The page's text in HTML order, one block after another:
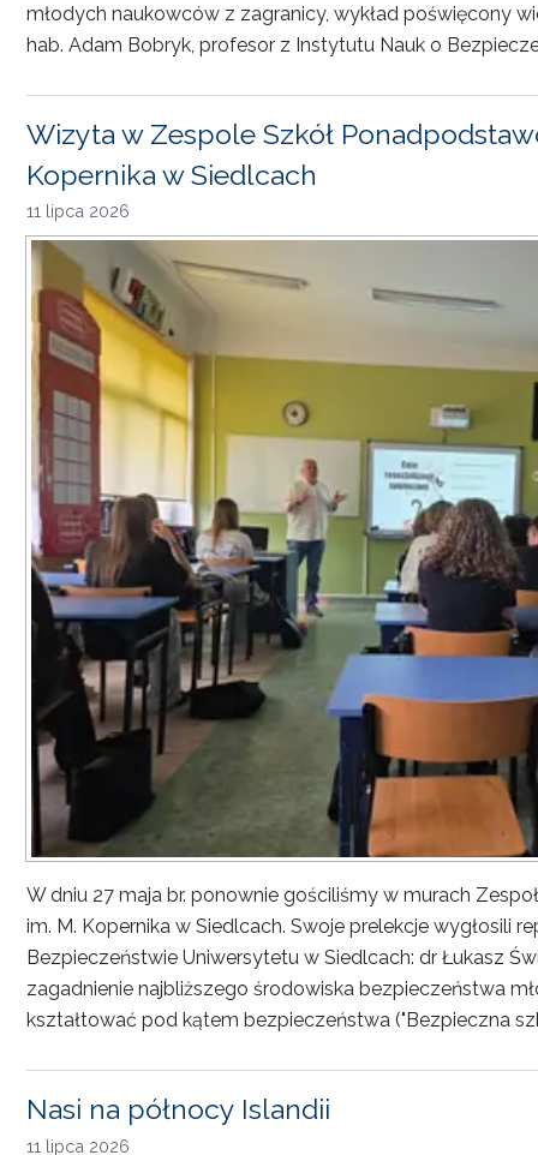
młodych naukowców z zagranicy, wykład poświęcony
hab. Adam Bobryk, profesor z Instytutu Nauk o
Wizyta w Zespole Szkół
Kopernika w Siedlcach
11 lipca 2026
W dniu 27 maja br. ponownie gościliśmy w murach
im. M. Kopernika w Siedlcach. Swoje prelekcje wygłosili
Bezpieczeństwie Uniwersytetu w Siedlcach: dr Łukasz
zagadnienie najbliższego środowiska bezpieczeństwa
kształtować pod kątem bezpieczeństwa ("Bezpieczna
Nasi na północy Islandii
11 lipca 2026